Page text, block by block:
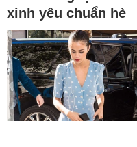
xinh yêu chuẩn hè